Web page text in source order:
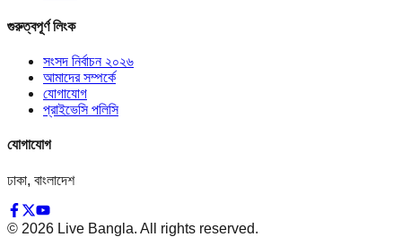
গুরুত্বপূর্ণ লিংক
সংসদ নির্বাচন ২০২৬
আমাদের সম্পর্কে
যোগাযোগ
প্রাইভেসি পলিসি
যোগাযোগ
ঢাকা, বাংলাদেশ
© 2026 Live Bangla. All rights reserved.